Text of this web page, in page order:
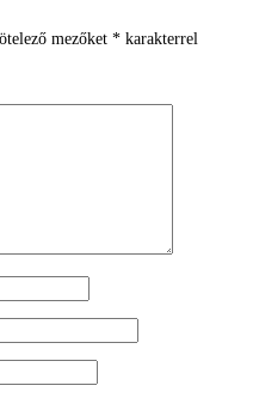
mezőket * karakterrel